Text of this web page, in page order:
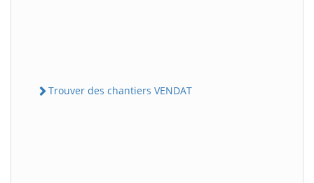
Trouver des chantiers VENDAT